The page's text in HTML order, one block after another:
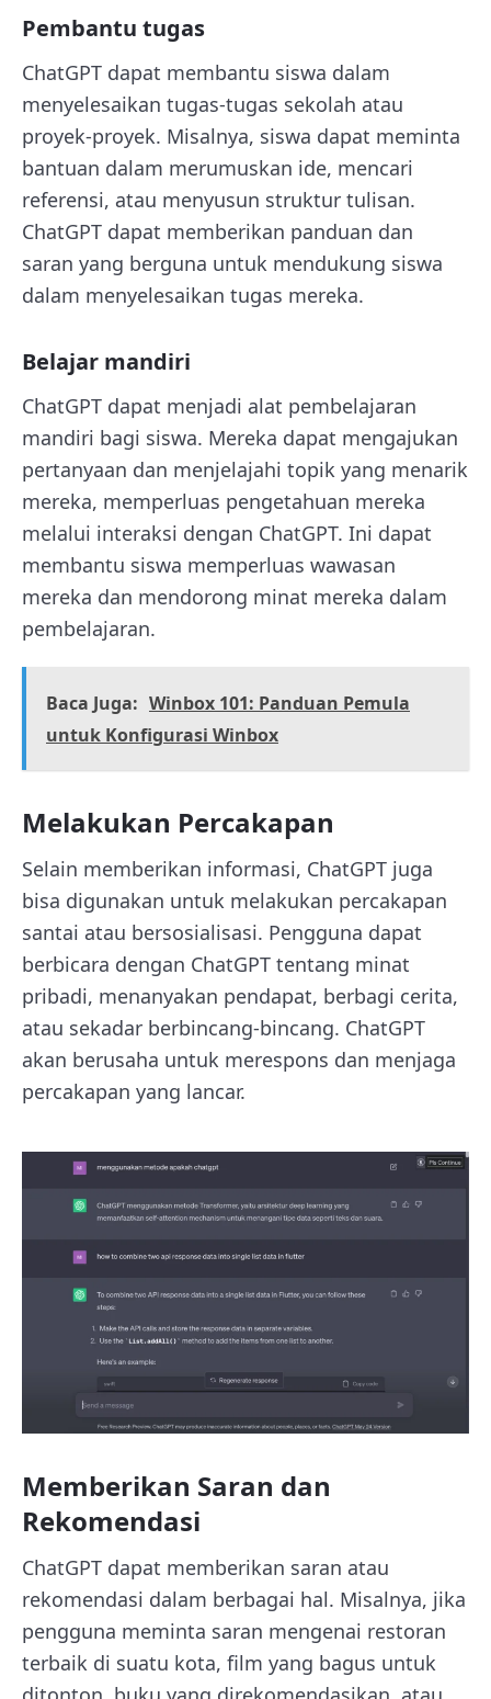
Pembantu tugas
ChatGPT dapat membantu siswa dalam
menyelesaikan tugas-tugas sekolah atau
proyek-proyek. Misalnya, siswa dapat meminta
bantuan dalam merumuskan ide, mencari
referensi, atau menyusun struktur tulisan.
ChatGPT dapat memberikan panduan dan
saran yang berguna untuk mendukung siswa
dalam menyelesaikan tugas mereka.
Belajar mandiri
ChatGPT dapat menjadi alat pembelajaran
mandiri bagi siswa. Mereka dapat mengajukan
pertanyaan dan menjelajahi topik yang menarik
mereka, memperluas pengetahuan mereka
melalui interaksi dengan ChatGPT. Ini dapat
membantu siswa memperluas wawasan
mereka dan mendorong minat mereka dalam
pembelajaran.
Baca Juga: Winbox 101: Panduan Pemula
untuk Konfigurasi Winbox
Melakukan Percakapan
Selain memberikan informasi, ChatGPT juga
bisa digunakan untuk melakukan percakapan
santai atau bersosialisasi. Pengguna dapat
berbicara dengan ChatGPT tentang minat
pribadi, menanyakan pendapat, berbagi cerita,
atau sekadar berbincang-bincang. ChatGPT
akan berusaha untuk merespons dan menjaga
percakapan yang lancar.
Memberikan Saran dan
Rekomendasi
ChatGPT dapat memberikan saran atau
rekomendasi dalam berbagai hal. Misalnya, jika
pengguna meminta saran mengenai restoran
terbaik di suatu kota, film yang bagus untuk